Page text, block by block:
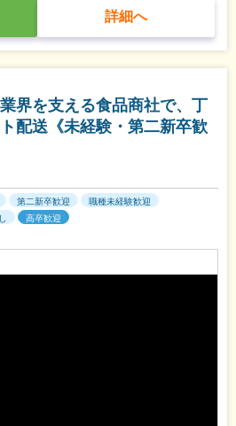
詳細へ
界を支える食品商社で、丁
配送《未経験・第二新卒歓
第二新卒歓迎
職種未経験歓迎
高卒歓迎